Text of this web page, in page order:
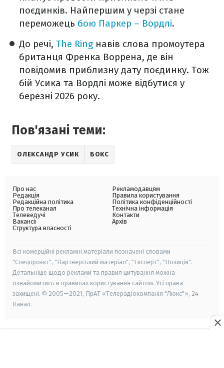
поєдинків. Найпершим у черзі стане
переможець бою Паркер – Вордлі.
До речі, The Ringнавів слова промоутера
британця Френка Воррена, де він
повідомив приблизну дату поєдинку. Тож
бій Усика та Вордлі може відбутися у
березні 2026 року.
Пов'язані теми:
ОЛЕКСАНДР УСИК БОКС
Про нас
Редакція
Редакційна політика
Про телеканал
Телеведучі
Вакансії
Структура власності
Рекламодавцям
Правила користування
Політика конфіденційності
Технічна інформація
Контакти
Архів
Всі комерційні рекламні матеріали позначені словами
"Спецпроєкт", "Партнерський матеріал", "Експерт", "Позиція".
Детальніше щодо реклами та правил цитування можна
ознайомитись в правилах користування сайтом. Усі права
захищені. © 2005—2021, ПрАТ «Телерадіокомпанія "Люкс"», 24
Канал.